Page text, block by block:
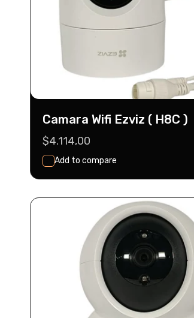
c
i
ó
Camara Wifi Ezviz ( H8C )
Precio
habitual
$4.114,00
Add to compare
Agregar Al Carrito